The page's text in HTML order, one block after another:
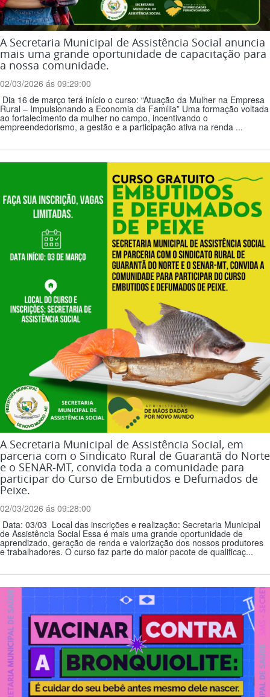
A Secretaria Municipal de Assistência Social anuncia
mais uma grande oportunidade de capacitação para
a nossa comunidade.
02/03/2026 ás 09:29:00
Dia 16 de março terá início o curso: “Atuação da Mulher na Empresa
Rural – Impulsionando a Economia da Família” Uma formação voltada
ao fortalecimento da mulher no campo, incentivando o
empreendedorismo, a gestão e a participação ativa na renda ...
A Secretaria Municipal de Assistência Social, em
parceria com o Sindicato Rural de Guarantã do Norte
e o SENAR-MT, convida toda a comunidade para
participar do Curso de Embutidos e Defumados de
Peixe.
02/03/2026 ás 09:28:00
Data: 03/03 Local das inscrições e realização: Secretaria Municipal
de Assistência Social Essa é mais uma grande oportunidade de
aprendizado, geração de renda e valorização dos nossos produtores
e trabalhadores. O curso faz parte do maior pacote de qualificaç...